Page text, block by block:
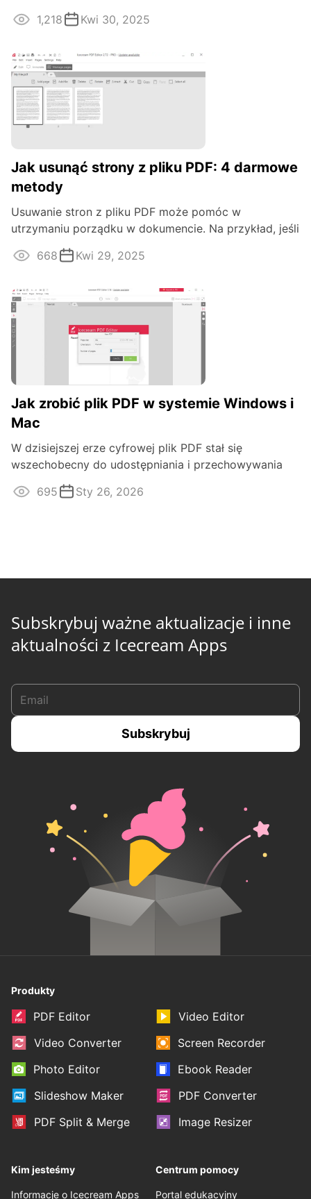
zwłaszcza jeśli chodzi o ...
1,218 Kwi 30, 2025
Jak usunąć strony z pliku PDF: 4 darmowe
metody
Usuwanie stron z pliku PDF może pomóc w
utrzymaniu porządku w dokumencie. Na przykład, jeśli
użytkownik musi wysłać różne wersje ...
668 Kwi 29, 2025
Jak zrobić plik PDF w systemie Windows i
Mac
W dzisiejszej erze cyfrowej plik PDF stał się
wszechobecny do udostępniania i przechowywania
dokumentów. Niezależnie od tego, czy ...
695 Sty 26, 2026
Subskrybuj ważne aktualizacje i inne
aktualności z Icecream Apps
Produkty
PDF Editor
Video Editor
Video Converter
Screen Recorder
Photo Editor
Ebook Reader
Slideshow Maker
PDF Converter
PDF Split & Merge
Image Resizer
Kim jesteśmy
Informacje o Icecream Apps
Centrum pomocy
Portal edukacyjny